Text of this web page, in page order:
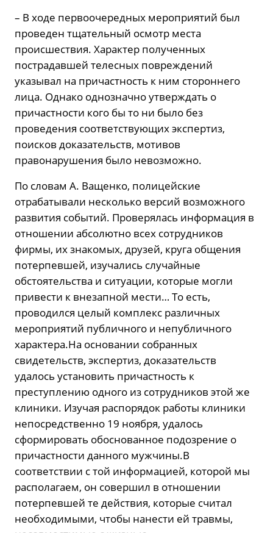
– В ходе первоочередных мероприятий был
проведен тщательный осмотр места
происшествия. Характер полученных
пострадавшей телесных повреждений
указывал на причастность к ним стороннего
лица. Однако однозначно утверждать о
причастности кого бы то ни было без
проведения соответствующих экспертиз,
поисков доказательств, мотивов
правонарушения было невозможно.
По словам А. Ващенко, полицейские
отрабатывали несколько версий возможного
развития событий. Проверялась информация в
отношении абсолютно всех сотрудников
фирмы, их знакомых, друзей, круга общения
потерпевшей, изучались случайные
обстоятельства и ситуации, которые могли
привести к внезапной мести… То есть,
проводился целый комплекс различных
мероприятий публичного и непубличного
характера.На основании собранных
свидетельств, экспертиз, доказательств
удалось установить причастность к
преступлению одного из сотрудников этой же
клиники. Изучая распорядок работы клиники
непосредственно 19 ноября, удалось
сформировать обоснованное подозрение о
причастности данного мужчины.В
соответствии с той информацией, которой мы
располагаем, он совершил в отношении
потерпевшей те действия, которые считал
необходимыми, чтобы нанести ей травмы,